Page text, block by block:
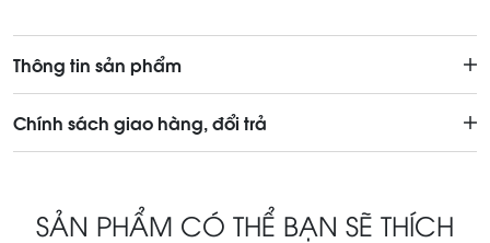
Thông tin sản phẩm
Chính sách giao hàng, đổi trả
SẢN PHẨM CÓ THỂ BẠN SẼ THÍCH